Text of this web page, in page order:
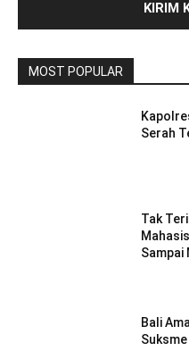
MOST POPULAR
Serah
Tak
Sampai
Bali